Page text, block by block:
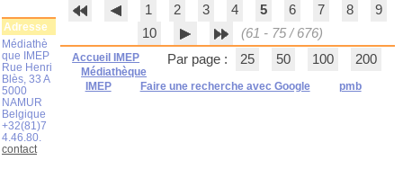
1 2 3 4 5 6 7 8
9
10
(61 - 75 / 676)
Par page :
25 50 100 200
Accueil IMEP
Médiathèque
IMEP
Faire une recherche avec Google pmb
Adresse
Médiathè
que IMEP
Rue Henri
Blès, 33 A
5000
NAMUR
Belgique
+32(81)7
4.46.80.
contact